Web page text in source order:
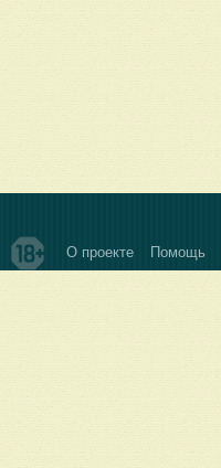
О проекте Помощь